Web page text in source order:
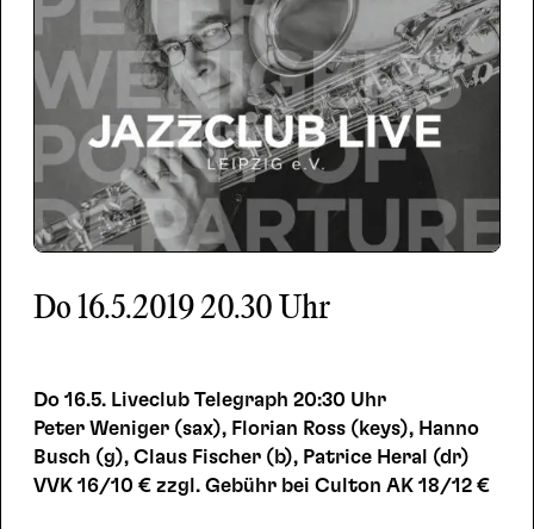
Do16.5.201920.30 Uhr
Do 16.5. Liveclub Telegraph 20:30 Uhr
Peter Weniger (sax), Florian Ross (keys), Hanno
Busch (g), Claus Fischer (b), Patrice Heral (dr)
VVK 16/10 € zzgl. Gebühr bei Culton AK 18/12 €